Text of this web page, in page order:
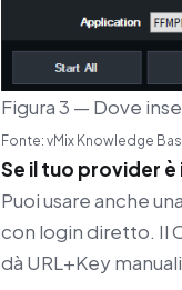
Figura 3 — Dove
Fonte: vMix Knowledge
Se il tuo provider è
Puoi usare anche
con login diretto. Il
dà URL+Key